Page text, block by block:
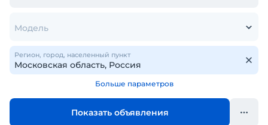
Модель
Регион, город, населенный пункт
Больше параметров
Показать объявления